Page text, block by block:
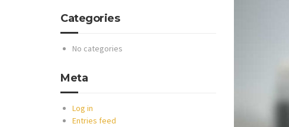
Categories
No categories
Meta
Log in
Entries feed